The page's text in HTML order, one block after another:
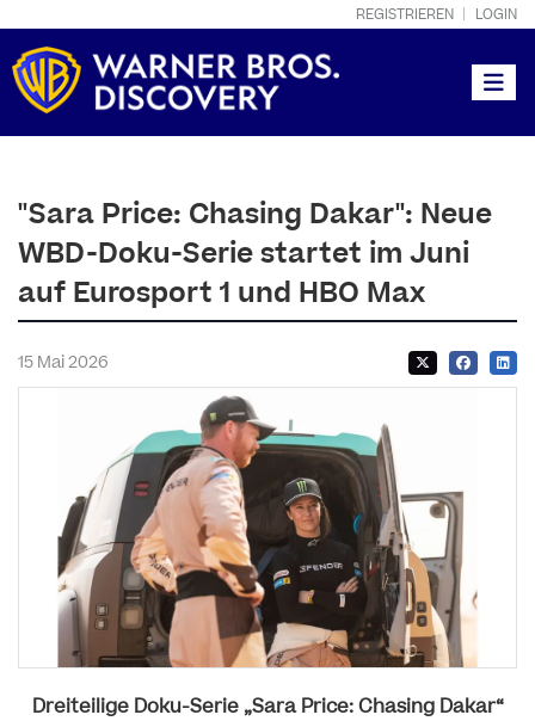
REGISTRIEREN LOGIN
"Sara Price: Chasing Dakar": Neue
WBD-Doku-Serie startet im Juni
auf Eurosport 1 und HBO Max
15 Mai 2026
Dreiteilige Doku-Serie „Sara Price: Chasing Dakar“